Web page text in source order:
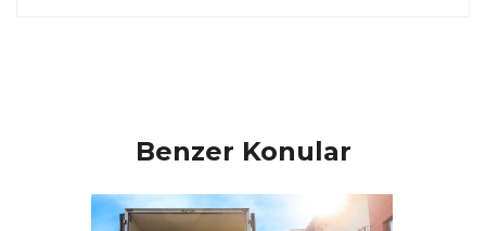
Benzer Konular